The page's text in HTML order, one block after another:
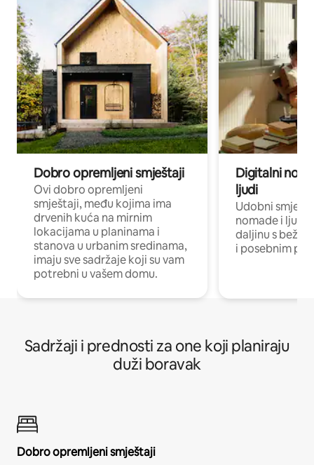
Dobro opremljeni smještaji
Ovi dobro opremljeni
smještaji, među kojima ima
drvenih kuća na mirnim
lokacijama u planinama i
stanova u urbanim sredinama,
imaju sve sadržaje koji su vam
potrebni u vašem domu.
Digitalni
ljudi
Udobni
nomade i ljude
daljinu s
i posebnim
Sadržaji i prednosti za one koji planiraju
duži boravak
Dobro opremljeni smještaji